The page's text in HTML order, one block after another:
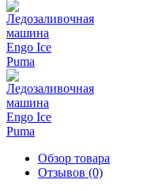
Обзор товара
Отзывов (0)